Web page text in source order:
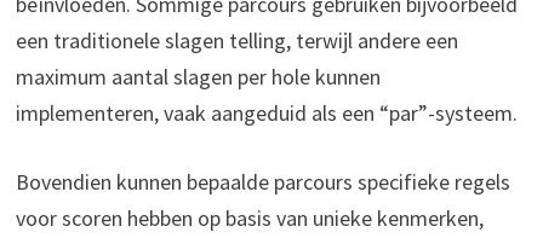
een traditionele slagen telling, terwijl andere een
maximum aantal slagen per hole kunnen
implementeren, vaak aangeduid als een “par”-systeem.
Bovendien kunnen bepaalde parcours specifieke regels
voor scoren hebben op basis van unieke kenmerken,